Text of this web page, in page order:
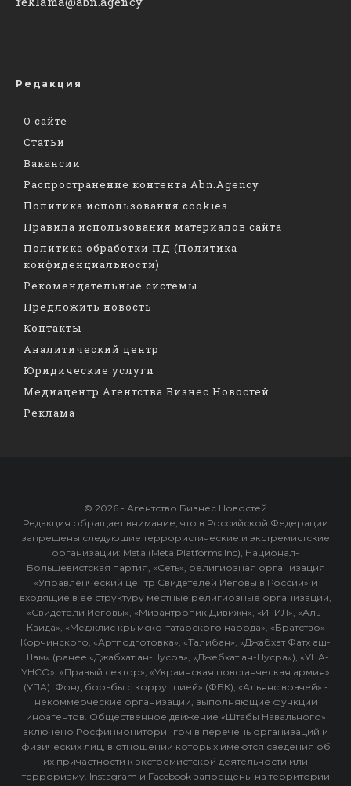
Редакция
О сайте
Статьи
Вакансии
Распространение контента Abn.Agency
Политика использования cookies
Правила использования материалов сайта
Политика обработки ПД (Политика
конфиденциальности)
Рекомендательные системы
Предложить новость
Контакты
Аналитический центр
Юридические услуги
Медиацентр Агентства Бизнес Новостей
Реклама
© 2026 - Агентство Бизнес Новостей
Редакция обращает внимание, что в Российской Федерации
запрещены следующие террористические и экстремистские
организации: Meta (Meta Platforms Inc), Национал-
Большевистская партия, «Сеть», религиозная организация
«Управленческий центр Свидетелей Иеговы в России» и
входящие в ее структуру местные религиозные организации,
«Свидетели Иеговы», «Мизантропик Дивижн», «ИГИЛ», «Аль-
Каида», «Меджлис крымско-татарского народа», «Братство»
Корчинского, «Артподготовка», «Талибан», «Джабхат Фатх аш-
Шам» (ранее «Джабхат ан-Нусра», «Джебхат ан-Нусра»), «УНА-
УНСО», «Правый сектор», «Украинская повстанческая армия»
(УПА). Фонд борьбы с коррупцией» (ФБК), «Альянс врачей» -
некоммерческие организации, выполняющие функции
иноагентов. Общественное движение «Штабы Навального»
включено Росфинмониторингом в перечень организаций и
физических лиц, в отношении которых имеются сведения об
их причастности к экстремистской деятельности или
терроризму. Instagram и Facebook запрещены на территории